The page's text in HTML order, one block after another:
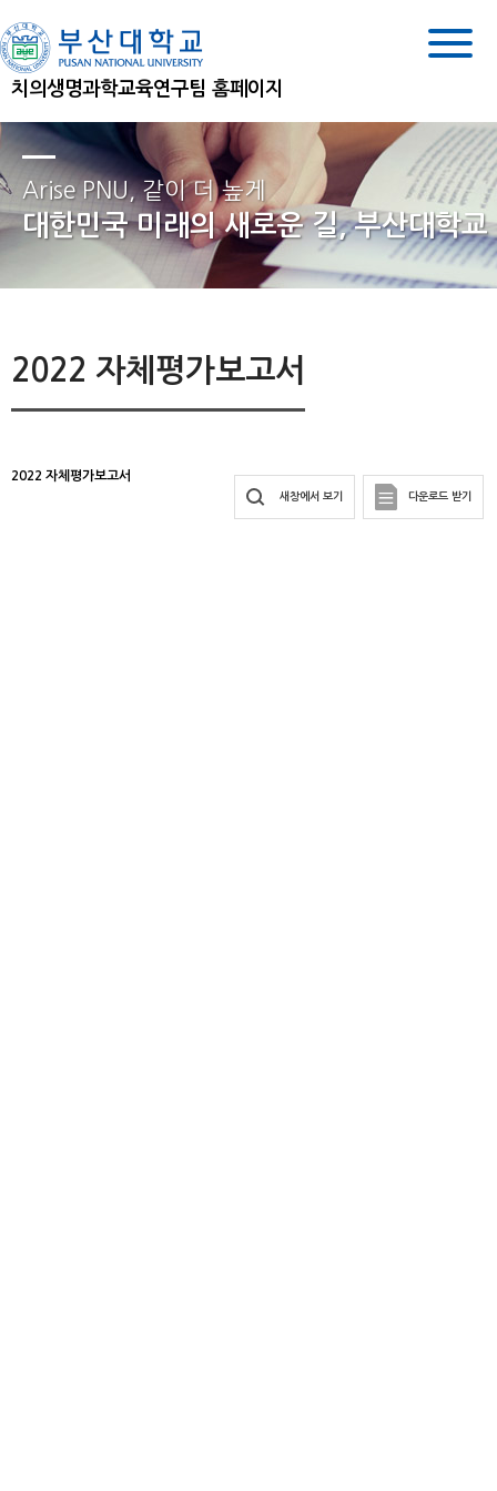
치의생명과학교육연구팀 홈페이지
Arise PNU, 같이 더 높게
대한민국 미래의 새로운 길, 부산대학교
2022 자체평가보고서
2022 자체평가보고서
새창에서 보기 다운로드 받기